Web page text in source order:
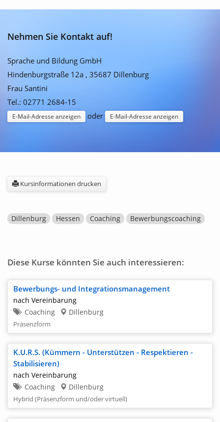
Nehmen Sie Kontakt auf!
Sprache und Bildung GmbH
Hindenburgstraße 12a , 35687 Dillenburg
Frau Santini
Tel.: 02771 2684-15
E-Mail-Adresse anzeigen oder E-Mail-Adresse anzeigen
Kursinformationen drucken
Dillenburg Hessen Coaching Bewerbungscoaching
Diese Kurse könnten Sie auch interessieren:
Bewerbungs- und Integrationsmanagement
nach Vereinbarung
Coaching
Dillenburg
Präsenzform
K.U.R.S. (Kümmern - Unterstützen - Respektieren -
Stabilisieren)
nach Vereinbarung
Coaching
Dillenburg
Hybrid (Präsenzform und/oder virtuell)